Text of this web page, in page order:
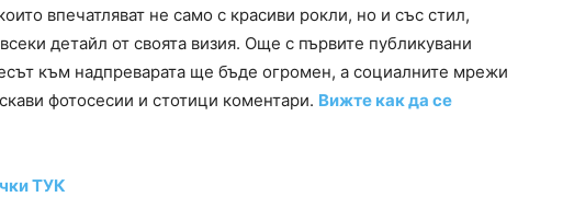
впечатляват не само с красиви рокли, но и със стил,
детайл от своята визия. Още с първите публикувани
към надпреварата ще бъде огромен, а социалните мрежи
фотосесии и стотици коментари. Вижте как да се
ТУК